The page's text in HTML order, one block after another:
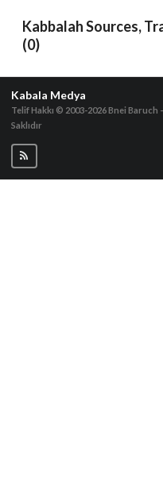
Kabbalah Sources,
(0)
Kabala Medya
Telif Hakkı © 2003-2026Bnei Baruch
Saklıdır